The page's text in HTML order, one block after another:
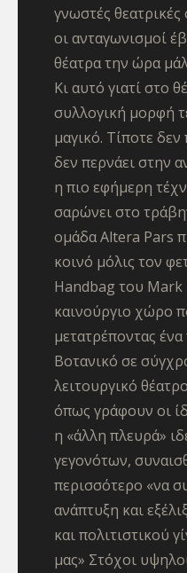
γνωστές
οι ανταγωνισμοί
θέατρα την ώρα
Κι αυτό γιατί στο
συλλογική μορφή
μαγικό. Τίποτε
δεν περνάει στην
η πιο εφήμερη
σαρώνει στο
ομάδα Altera Pars
κοινό μόλις τον
Handbag του Mark
καινούργιο χώρο
μετατρέποντας
Βοτανικό σε
λειτουργικό
όπως γράφουν οι
η «άλλη πλευρά»
γεγονότων,
περισσότερο «να
ανάπτυξη και
και πολιτιστικού
μας» Στόχοι